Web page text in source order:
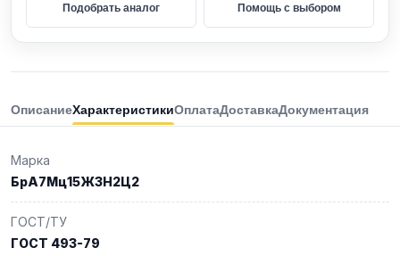
Подобрать аналог Помощь с выбором
ОписаниеХарактеристикиОплатаДоставкаДокументация
Марка
БрА7Мц15Ж3Н2Ц2
ГОСТ/ТУ
ГОСТ 493-79